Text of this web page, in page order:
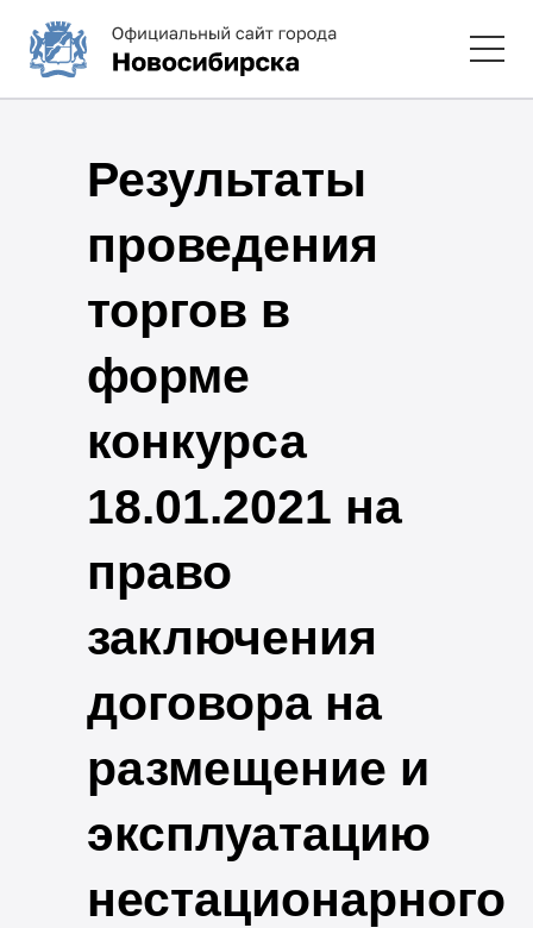
Результаты
проведения
торгов в
форме
конкурса
18.01.2021 на
право
заключения
договора на
размещение и
эксплуатацию
нестационарного